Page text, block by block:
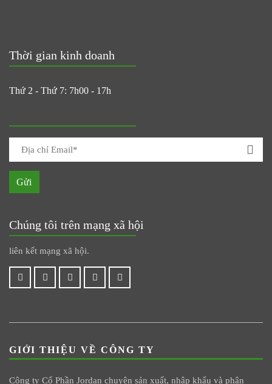
Thời gian kinh doanh
Thứ 2 - Thứ 7: 7h00 - 17h
Gửi
Chúng tôi trên mạng xã hội
liên kết mạng xã hội.
GIỚI THIỆU VỀ CÔNG TY
Công ty Cổ Phần Jordan chuyên sản xuất, nhập khẩu và phân